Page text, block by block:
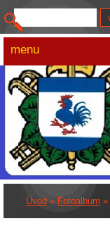
Úvod » Fotoalbum »
menu